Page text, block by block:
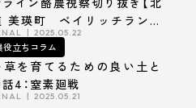
美瑛町 ベイリッチランド
ム】Part.1
2025.05.22
役立ちコラム
草を育てるための良い土と
4：窒素廻戦
2025.05.21